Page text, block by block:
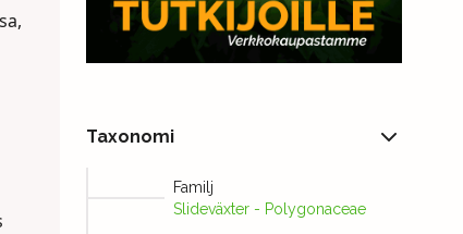
Taxonomi
Familj
Slideväxter - Polygonaceae